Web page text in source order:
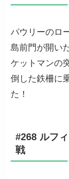
パウリーのロ
島前門が開い
ケットマンの
倒した鉄柵に
た！
#268 ルフ
戦